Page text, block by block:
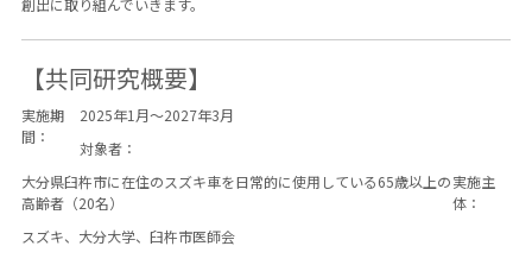
【共同研究概要】
実施期
間：
2025年1月～2027年3月
対象者：
大分県臼杵市に在住のスズキ車を日常的に使用している65歳以上の
高齢者（20名）
実施主
体：
スズキ、大分大学、臼杵市医師会